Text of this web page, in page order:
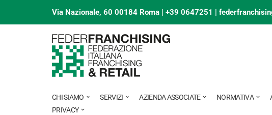
Vai
Via Nazionale, 60 00184 Roma | +39 0647251 |
CHI SIAMO SERVIZI AZIENDA ASSOCIATE NORMATIVA
PRIVACY